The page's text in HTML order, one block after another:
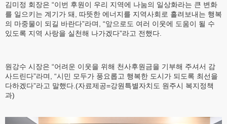
김미정 회장은 “이번 후원이 우리 지역에 나눔의 일상화라는 큰 변화
를 일으키는 계기가 돼, 따뜻한 에너지를 지역사회로 흘려보내는 행복
의 마중물이 되길 바란다”라며, “앞으로도 여러 이웃에 도움이 될 수
있도록 지역 사랑을 실천해 나가겠다”라고 전했다.
원강수 시장은 “어려운 이웃을 위해 천사후원금을 기부해 주셔서 감
사드린다”라며, “시민 모두가 풍요롭고 행복한 도시가 되도록 최선을
다하겠다”라고 말했다.(자료제공=강원특별자치도 원주시 복지정책
과)